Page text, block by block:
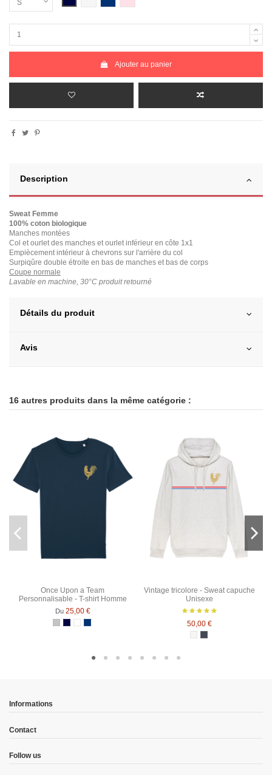
Ajouter au panier
Description
Sweat Femme
100% coton biologique
Manches montées
Col et ourlet des manches et ourlet inférieur en côte 1x1
Empiècement intérieur à chevrons sur l'arrière du col
Surpiqûre double étroite en bas de manches et bas de corps
Coupe normale
Lavable en machine, 30°C produit retourné
Détails du produit
Avis
16 autres produits dans la même catégorie :
Once Upon a Team
Personnalisable - T-shirt Homme
Du 25,00 €
Gris Chiné
Bleu Marine
BlancBleu Marine Chiné
Vintage tricolore - Sweat capuche
Unisexe
50,00 €
Blanc chiné
Noir
Informations
Contact
Follow us